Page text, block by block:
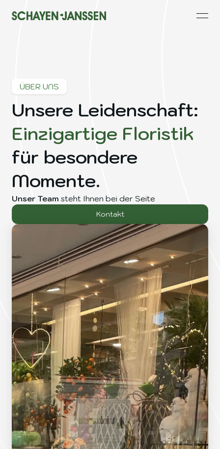
ÜBER UNS
Unsere Leidenschaft:
Einzigartige Floristik
für besondere
Momente.
Unser Team steht Ihnen bei der Seite
Kontakt